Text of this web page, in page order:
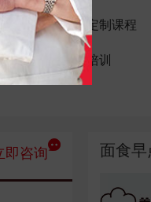
量身定制课程
带店培训
即咨询 面食早